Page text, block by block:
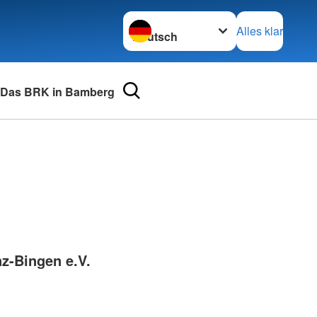
Sprache wechseln zu
Alles klar
Das BRK in Bamberg
und Lob
Bingen e.V.